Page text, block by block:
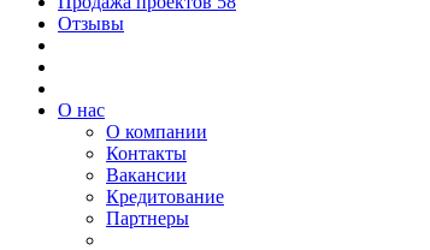
Отзывы
О нас
О компании
Контакты
Вакансии
Кредитование
Партнеры